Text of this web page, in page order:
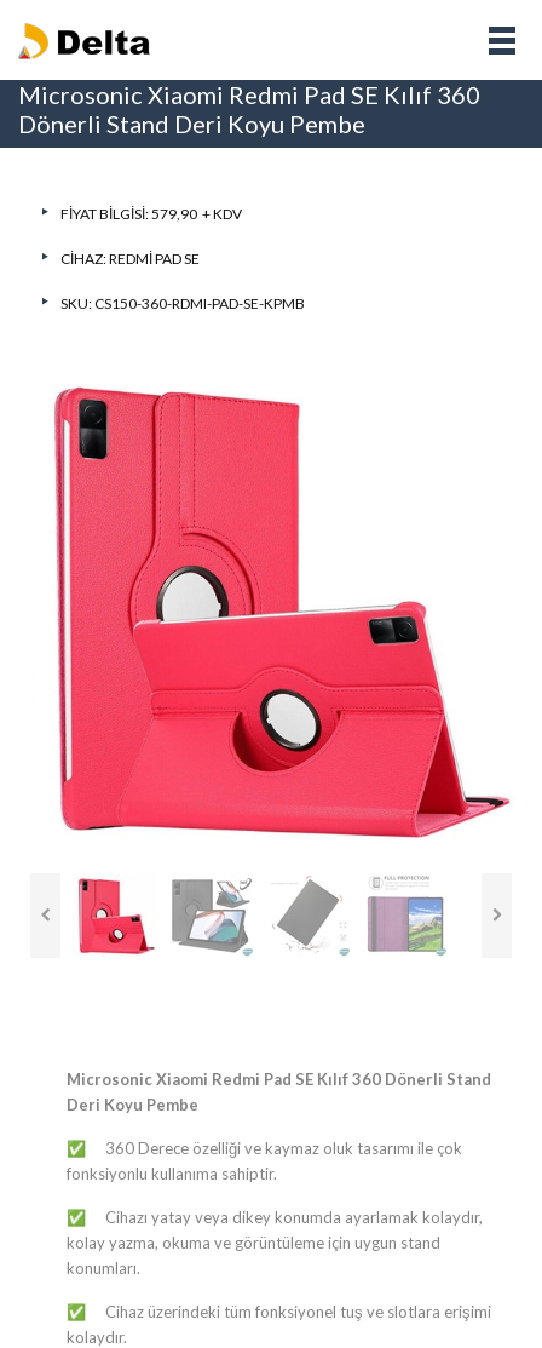
Microsonic Xiaomi Redmi Pad SE Kılıf 360
Dönerli Stand Deri Koyu Pembe
FIYAT BILGISI: 579,90 + KDV
CIHAZ:REDMI PAD SE
SKU: CS150-360-RDMI-PAD-SE-KPMB
Microsonic Xiaomi Redmi Pad SE Kılıf 360 Dönerli Stand
Deri Koyu Pembe
✅ 360 Derece özelliği ve kaymaz oluk tasarımı ile çok
fonksiyonlu kullanıma sahiptir.
✅ Cihazı yatay veya dikey konumda ayarlamak kolaydır,
kolay yazma, okuma ve görüntüleme için uygun stand
konumları.
✅ Cihaz üzerindeki tüm fonksiyonel tuş ve slotlara erişimi
kolaydır.